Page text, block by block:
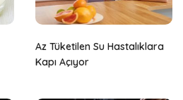
Az Tüketilen Su Hastalıklara
Kapı Açıyor